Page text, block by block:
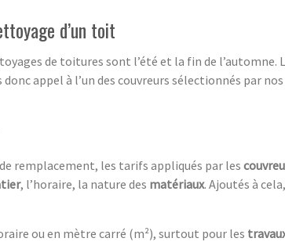
d’un toit
de toitures sont l’été et la fin de
appel à l’un des couvreurs sélectionnés par
remplacement, les tarifs appliqués par les
, l’horaire, la nature des matériaux. Ajoutés à
ou en mètre carré (m²), surtout pour les